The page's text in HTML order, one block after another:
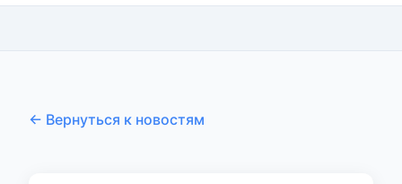
← Вернуться к новостям